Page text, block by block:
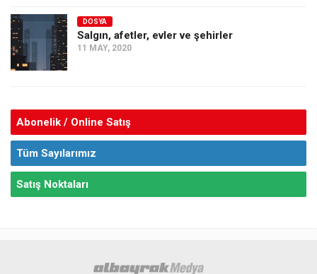
DOSYA
Salgın, afetler, evler ve şehirler
11 MAY, 2020
Abonelik / Online Satış
Tüm Sayılarımız
Satış Noktaları